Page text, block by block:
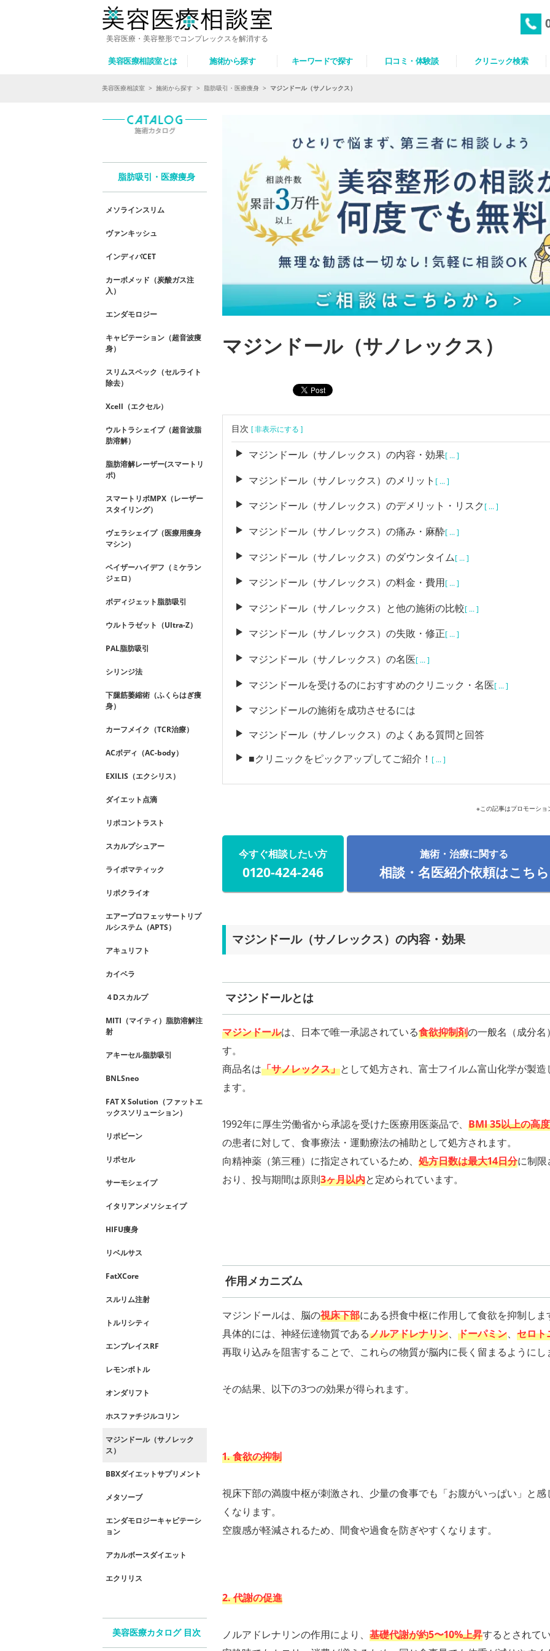
美容医療・美容整形でコンプレックスを解消する
美容医療相談室とは 施術から探す キーワードで探す 口コミ・体験談 クリニック検索
美容医療相談室 > 施術から探す > 脂肪吸引・医療痩身 > マジンドール（サノレックス）
マジンドール（サノレックス）
目次 [ 非表示にする ]
マジンドール（サノレックス）の内容・効果[ ... ]
マジンドール（サノレックス）のメリット [ ... ]
マジンドール（サノレックス）のデメリット・リスク [ ... ]
マジンドール（サノレックス）の痛み・麻酔[ ... ]
マジンドール（サノレックス）のダウンタイム[ ... ]
マジンドール（サノレックス）の料金・費用[ ... ]
マジンドール（サノレックス）と他の施術の比較[ ... ]
マジンドール（サノレックス）の失敗・修正[ ... ]
マジンドール（サノレックス）の名医[ ... ]
マジンドールを受けるのにおすすめのクリニック・名医[ ... ]
マジンドールの施術を成功させるには
マジンドール（サノレックス）のよくある質問と回答
■クリニックをピックアップしてご紹介！ [ ... ]
※この記事はプロモーショ
今すぐ相談したい方
0120-424-246
施術・治療に関する
相談・名医紹介依頼はこちら
マジンドール（サノレックス）の内容・効果
マジンドールとは
マジンドールは、日本で唯一承認されている食欲抑制剤の一般名（成分名
す。
商品名は「サノレックス」として処方され、富士フイルム富山化学が製造
ます。
1992年に厚生労働省から承認を受けた医療用医薬品で、 BMI 35以上の高
の患者に対して、食事療法・運動療法の補助として処方されます。
向精神薬（第三種）に指定されているため、 処方日数は最大14日分に制限
おり、投与期間は原則3ヶ月以内と定められています。
作用メカニズム
マジンドールは、脳の視床下部にある摂食中枢に作用して食欲を抑制しま
具体的には、神経伝達物質であるノルアドレナリン、 ドーパミン、 セロト
再取り込みを阻害することで、これらの物質が脳内に長く留まるようにし
その結果、以下の3つの効果が得られます。
1. 食欲の抑制
視床下部の満腹中枢が刺激され、少量の食事でも「お腹がいっぱい」と感
くなります。
空腹感が軽減されるため、間食や過食を防ぎやすくなります。
2. 代謝の促進
ノルアドレナリンの作用により、 基礎代謝が約5〜10%上昇するとされてい
脂肪吸引・医療痩身
メソラインスリム
ヴァンキッシュ
インディバCET
カーボメッド（炭酸ガス注
入）
エンダモロジー
キャビテーション（超音波痩
身）
スリムスペック（セルライト
除去）
Xcell（エクセル）
ウルトラシェイプ（超音波脂
肪溶解）
脂肪溶解レーザー(スマートリ
ポ)
スマートリポMPX（レーザー
スタイリング）
ヴェラシェイプ（医療用痩身
マシン）
ベイザーハイデフ（ミケラン
ジェロ）
ボディジェット脂肪吸引
ウルトラゼット（Ultra-Z）
PAL脂肪吸引
シリンジ法
下腿筋萎縮術（ふくらはぎ痩
身）
カーフメイク（TCR治療）
ACボディ（AC-body）
EXILIS（エクシリス）
ダイエット点滴
リポコントラスト
スカルプシュアー
ライポマティック
リポクライオ
エアープロフェッサートリプ
ルシステム（APTS）
アキュリフト
カイベラ
４Dスカルプ
MITI（マイティ）脂肪溶解注
射
アキーセル脂肪吸引
BNLSneo
FAT X Solution（ファットエ
ックスソリューション）
リポビーン
リポセル
サーモシェイプ
イタリアンメソシェイプ
HIFU痩身
リベルサス
FatXCore
スルリム注射
トルリシティ
エンブレイスRF
レモンボトル
オンダリフト
ホスファチジルコリン
マジンドール（サノレック
ス）
BBXダイエットサプリメント
メタソーブ
エンダモロジーキャビテーシ
ョン
アカルボースダイエット
エクリリス
美容医療カタログ 目次